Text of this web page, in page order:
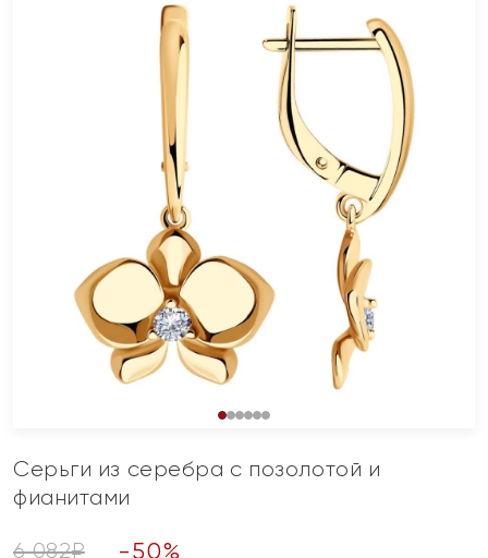
Серьги из серебра с позолотой и
фианитами
6 082₽ -50%